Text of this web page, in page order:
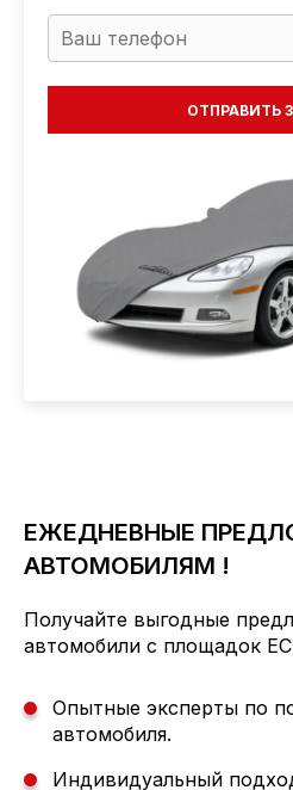
ЕЖЕДНЕВНЫЕ
АВТОМОБИЛЯМ !
Получайте выгодные
автомобили с площадок
Опытные эксперты по
автомобиля.
Индивидуальный